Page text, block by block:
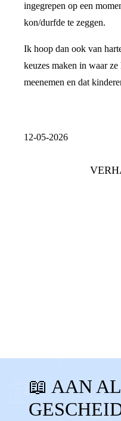
ingegrepen op een
kon/durfde te zeggen.
Ik hoop dan ook van
keuzes maken in waar
meenemen en dat
12-05-2026
WAT DE F@#CK?!
VERLIEFD
GESCHEIDEN
📖 AAN